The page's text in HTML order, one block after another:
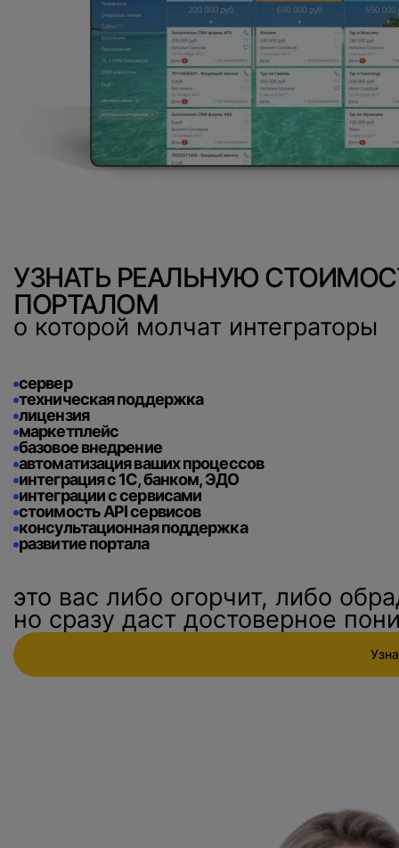
УЗНАТЬ РЕАЛЬНУЮ
ПОРТАЛОМ
о которой молчат интеграторы
сервер
техническая поддержка
лицензия
маркетплейс
базовое внедрение
автоматизация ваших процессов
интеграция с 1С, банком, ЭДО
интеграции с сервисами
стоимость API сервисов
консультационная поддержка
развитие портала
это вас либо огорчит, либо
но сразу даст достоверное
Нажимая на кнопку, вы даетесогласие на обработку
персональных данныхи соглашаетесь с